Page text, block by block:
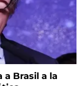
Brasil a la